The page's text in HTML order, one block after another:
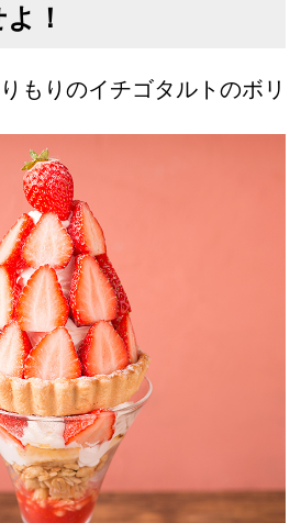
！
もりのイチゴタルトのボリ